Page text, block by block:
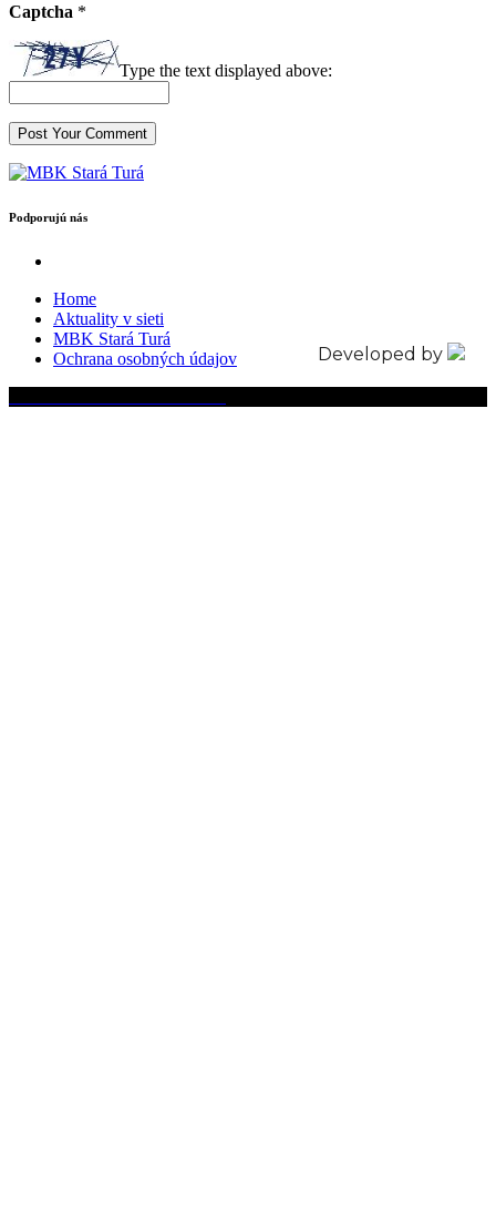
Captcha *
Type the text displayed above:
Podporujú nás
Home
Aktuality v sieti
MBK Stará Turá
Ochrana osobných údajov
Developed by